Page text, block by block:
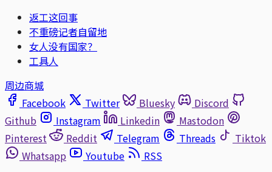
返工这回事
不重磅记者自留地
女人没有国家？
工具人
周边商城
Facebook
Twitter Bluesky
Discord
Github
Instagram Linkedin
Mastodon
Pinterest
Reddit Telegram Threads
Tiktok
Whatsapp
Youtube
RSS